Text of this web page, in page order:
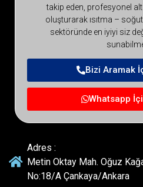
takip eden, profesyonel
oluşturarak ısıtma –
sektöründe en iyiyi siz
Bizi Aramak
Whatsapp
Adres :
Metin Oktay Mah. Oğuz
No:18/A Çankaya/Ankara